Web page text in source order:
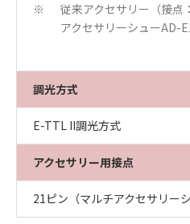
※
従来アクセサリー（接点
アクセサリーシューAD-
調光方式
E-TTL II調光方式
アクセサリー用接点
21ピン（マルチアクセサリー